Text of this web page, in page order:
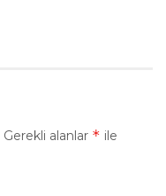
Gerekli alanlar * ile